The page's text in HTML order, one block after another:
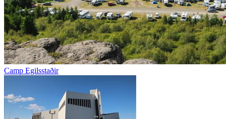
Camp Egilsstaðir